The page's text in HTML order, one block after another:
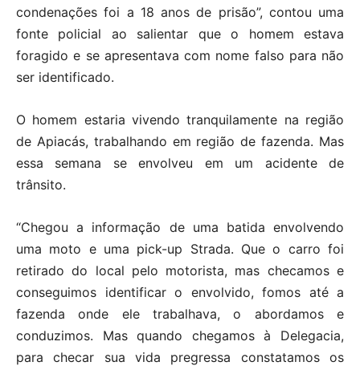
condenações foi a 18 anos de prisão”, contou uma
fonte policial ao salientar que o homem estava
foragido e se apresentava com nome falso para não
ser identificado.
O homem estaria vivendo tranquilamente na região
de Apiacás, trabalhando em região de fazenda. Mas
essa semana se envolveu em um acidente de
trânsito.
“Chegou a informação de uma batida envolvendo
uma moto e uma pick-up Strada. Que o carro foi
retirado do local pelo motorista, mas checamos e
conseguimos identificar o envolvido, fomos até a
fazenda onde ele trabalhava, o abordamos e
conduzimos. Mas quando chegamos à Delegacia,
para checar sua vida pregressa constatamos os